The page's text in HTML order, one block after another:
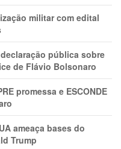
militar com edital
pública sobre
de Flávio Bolsonaro
promessa e ESCONDE
ameaça bases do
Trump